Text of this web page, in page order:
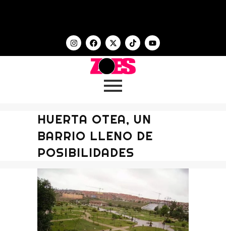
HUERTA OTEA, UN
BARRIO LLENO DE
POSIBILIDADES